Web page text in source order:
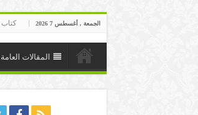
الجمعة , أغسطس 7 2026 كتاب
المقالات العامة